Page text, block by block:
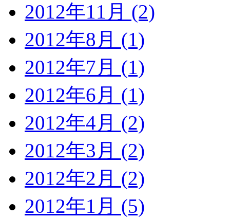
2012年11月 (2)
2012年8月 (1)
2012年7月 (1)
2012年6月 (1)
2012年4月 (2)
2012年3月 (2)
2012年2月 (2)
2012年1月 (5)